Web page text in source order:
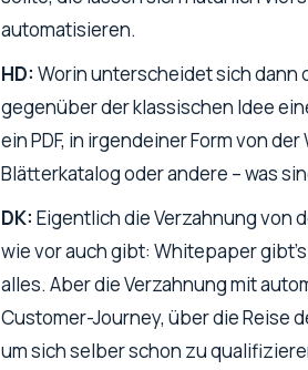
automatisieren.
HD: Worin unterscheidet sich dann
gegenüber der klassischen Idee
ein PDF, in irgendeiner Form von
Blätterkatalog oder andere – was
DK: Eigentlich die Verzahnung von
wie vor auch gibt: Whitepaper
alles. Aber die Verzahnung mit
Customer-Journey, über die Reise
um sich selber schon zu